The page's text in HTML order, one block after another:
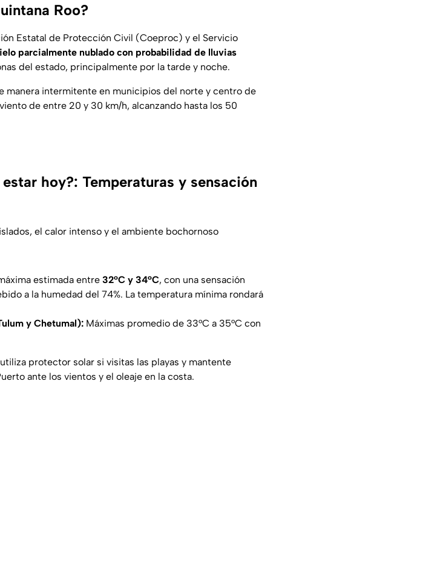
Roo?
Estatal de Protección Civil (Coeproc) y el Servicio
parcialmente nublado con probabilidad de lluvias
del estado, principalmente por la tarde y noche.
manera intermitente en municipios del norte y centro de
de entre 20 y 30 km/h, alcanzando hasta los 50
hoy?: Temperaturas y sensación
el calor intenso y el ambiente bochornoso
estimada entre 32°C y 34°C, con una sensación
a la humedad del 74%. La temperatura mínima rondará
y Chetumal): Máximas promedio de 33°C a 35°C con
protector solar si visitas las playas y mantente
ante los vientos y el oleaje en la costa.